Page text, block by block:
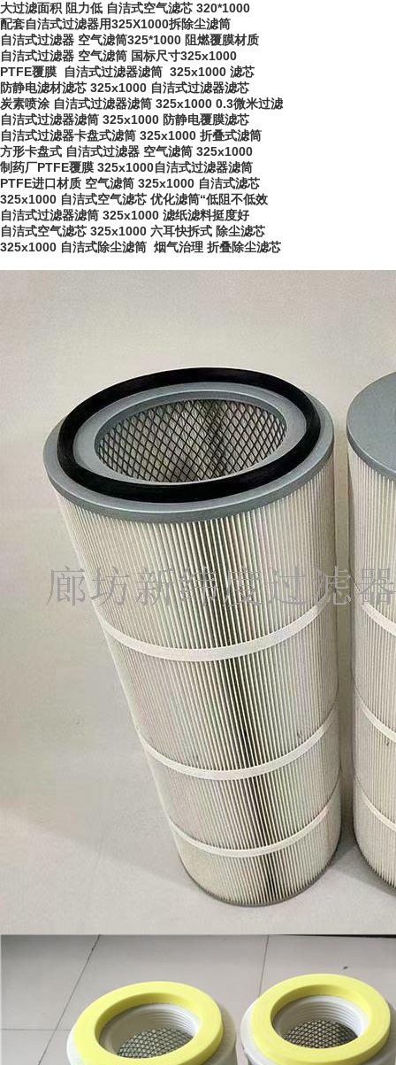
大过滤面积 阻力低 自洁式空气滤芯 320*1000
配套自洁式过滤器用325X1000拆除尘滤筒
自洁式过滤器 空气滤筒325*1000 阻燃覆膜材质
自洁式过滤器 空气滤筒 国标尺寸325x1000
PTFE覆膜 自洁式过滤器滤筒 325x1000 滤芯
防静电滤材滤芯 325x1000 自洁式过滤器滤芯
炭素喷涂 自洁式过滤器滤筒 325x1000 0.3微米过滤
自洁式过滤器滤筒 325x1000 防静电覆膜滤芯
自洁式过滤器卡盘式滤筒 325x1000 折叠式滤筒
方形卡盘式 自洁式过滤器 空气滤筒 325x1000
制药厂PTFE覆膜 325x1000自洁式过滤器滤筒
PTFE进口材质 空气滤筒 325x1000 自洁式滤芯
325x1000 自洁式空气滤芯 优化滤筒“低阻不低效
自洁式过滤器滤筒 325x1000 滤纸滤料挺度好
自洁式空气滤芯 325x1000 六耳快拆式 除尘滤芯
325x1000 自洁式除尘滤筒 烟气治理 折叠除尘滤芯